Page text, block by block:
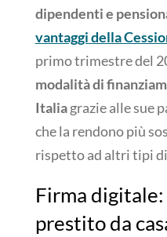
dipendenti e
vantaggi della
primo trimestre del
modalità di
Italiagrazie alle sue
che la rendono più
rispetto ad altri tipi
Firma
prestito da